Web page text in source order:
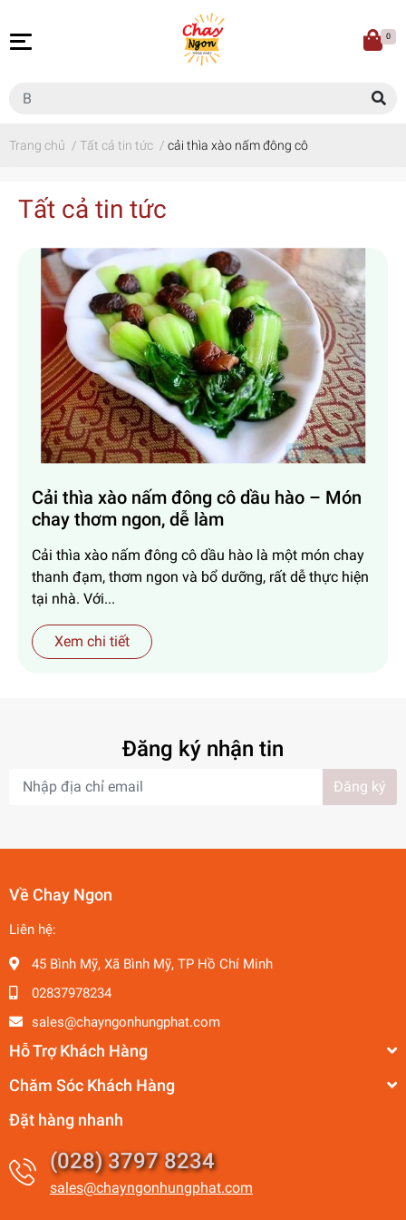
0
Trang chủ / Tất cả tin tức / cải thìa xào nấm đông cô
Tất cả tin tức
Cải thìa xào nấm đông cô dầu hào – Món
chay thơm ngon, dễ làm
Cải thìa xào nấm đông cô dầu hào là một món chay
thanh đạm, thơm ngon và bổ dưỡng, rất dễ thực hiện
tại nhà. Với...
Xem chi tiết
Đăng ký nhận tin
Đăng ký
Về Chay Ngon
Liên hệ:
45 Bình Mỹ, Xã Bình Mỹ, TP Hồ Chí Minh
02837978234
sales@chayngonhungphat.com
Hỗ Trợ Khách Hàng
Chăm Sóc Khách Hàng
Đặt hàng nhanh
(028) 3797 8234
sales@chayngonhungphat.com